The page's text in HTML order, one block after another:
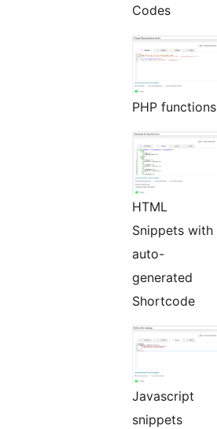
Codes
PHP functions
HTML
Snippets with
auto-
generated
Shortcode
Javascript
snippets